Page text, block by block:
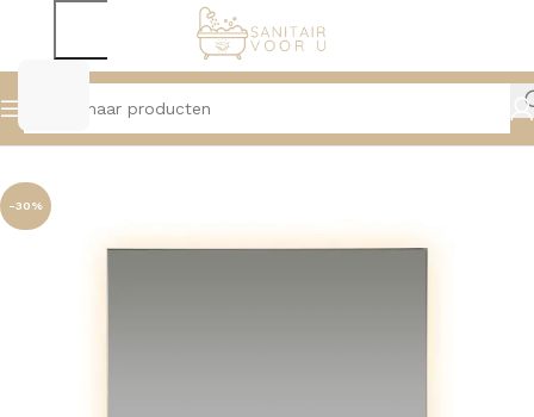
Home Spiegels Spiegels Met Verlichting
-30%